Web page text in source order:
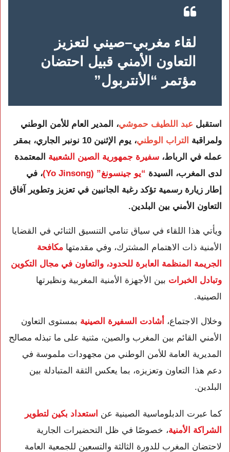
لقاء مغربي–صيني لتعزيز
التعاون الأمني قبيل احتضان
مؤتمر “الأنتربول”
استقبل عبد اللطيف حموشي، المدير العام للأمن الوطني
ولمراقبة التراب الوطني
، يوم الإثنين 10 نونبر الجاري، بمقر
عمله في الرباط، سفيرة جمهورية الصين الشعبية المعتمدة
لدى المغرب، السيدة “يو جينسونغ” (Yo Jinsong)
، في
إطار زيارة رسمية تؤكد رغبة الجانبين في تعزيز وتطوير آفاق
التعاون الأمني بين البلدين.
ويأتي هذا اللقاء في سياق تنامي التنسيق الثنائي في القضايا
الأمنية ذات الاهتمام المشترك، وفي مقدمتها مكافحة
الجريمة المنظمة العابرة للحدود، والتعاون في مجال التكوين
وتبادل الخبرات بين الأجهزة الأمنية المغربية ونظيرتها
الصينية.
وخلال الاجتماع، أشادت السفيرة الصينية بمستوى التعاون
الأمني القائم بين المغرب والصين، مثنية على ما تبذله مصالح
المديرية العامة للأمن الوطني من مجهودات ملموسة في
دعم هذا التعاون وتعزيزه، بما يعكس الثقة المتبادلة بين
البلدين.
كما عبرت الدبلوماسية الصينية عن استعداد بكين لتطوير
الشراكة الأمنية، خصوصًا في ظل التحضيرات الجارية
لاحتضان المغرب للدورة الثالثة والتسعين للجمعية العامة